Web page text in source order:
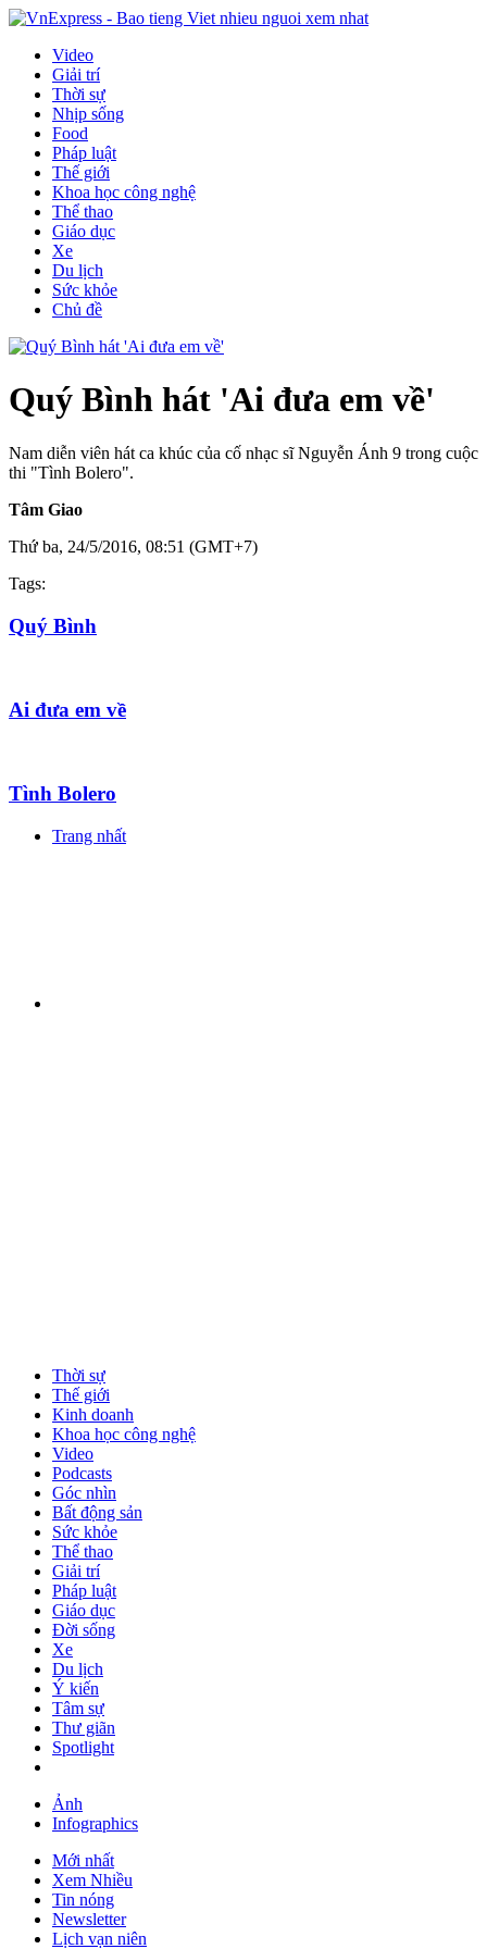
Video
Giải trí
Thời sự
Nhịp sống
Food
Pháp luật
Thế giới
Khoa học công nghệ
Thể thao
Giáo dục
Xe
Du lịch
Sức khỏe
Chủ đề
Quý Bình hát 'Ai đưa em về'
Nam diễn viên hát ca khúc của cố nhạc sĩ Nguyễn Ánh 9 trong cuộc
thi "Tình Bolero".
Tâm Giao
Thứ ba, 24/5/2016, 08:51 (GMT+7)
Tags:
Quý Bình
Ai đưa em về
Tình Bolero
Trang nhất
Thời sự
Thế giới
Kinh doanh
Khoa học công nghệ
Video
Podcasts
Góc nhìn
Bất động sản
Sức khỏe
Thể thao
Giải trí
Pháp luật
Giáo dục
Đời sống
Xe
Du lịch
Ý kiến
Tâm sự
Thư giãn
Spotlight
Ảnh
Infographics
Mới nhất
Xem Nhiều
Tin nóng
Newsletter
Lịch vạn niên